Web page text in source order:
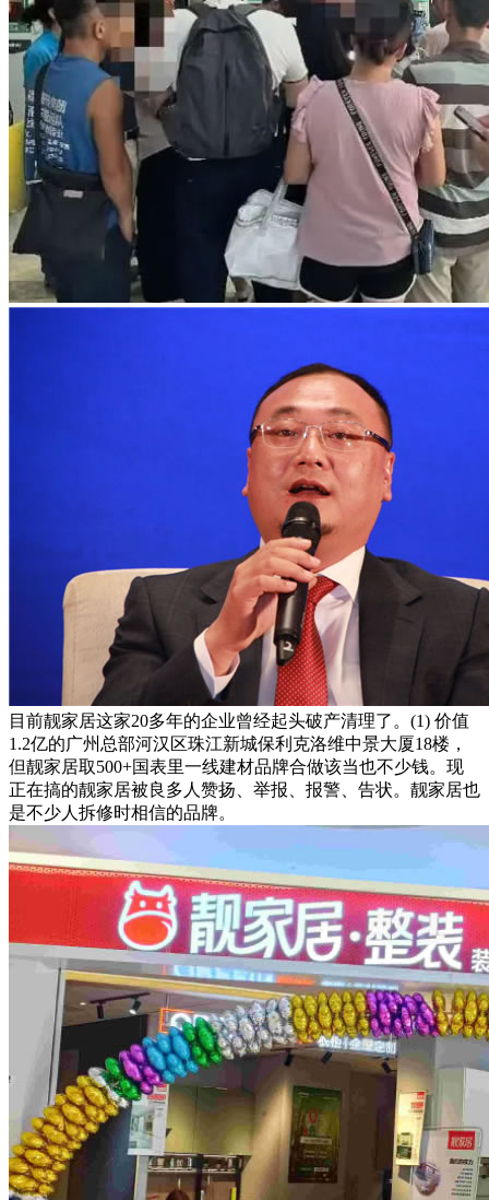
目前靓家居这家20多年的企业曾经起头破产清理了。(1) 价值
1.2亿的广州总部河汉区珠江新城保利克洛维中景大厦18楼，
但靓家居取500+国表里一线建材品牌合做该当也不少钱。现
正在搞的靓家居被良多人赞扬、举报、报警、告状。靓家居也
是不少人拆修时相信的品牌。